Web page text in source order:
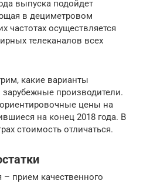
выпуска подойдет
в дециметровом
частотах осуществляется
телеканалов всех
какие варианты
производители.
цены на
на конец 2018 года. В
стоимость отличаться.
прием качественного